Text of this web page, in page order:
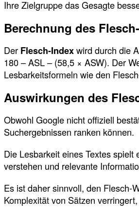
Ihre Zielgruppe das Gesagte
Berechnung des
Der Flesch-Indexwird durch die
180 – ASL – (58,5 × ASW). Der
Lesbarkeitsformeln wie den
Auswirkungen des
Obwohl Google nicht offiziell
Suchergebnissen ranken können.
Die Lesbarkeit eines Textes
verstehen und relevante
Es ist daher sinnvoll, den Flesch-
Komplexität von Sätzen